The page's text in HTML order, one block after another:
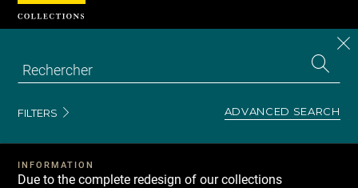
FILTERS ADVANCED SEARCH
INFORMATION
Due to the complete redesign of our collections
Cookies management panel